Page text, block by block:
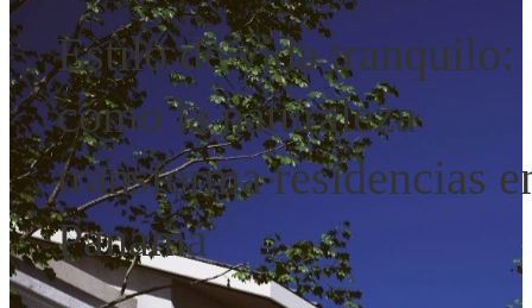
Estilo de vida tranquilo:
cómo la naturaleza
transforma residencias
Panamá